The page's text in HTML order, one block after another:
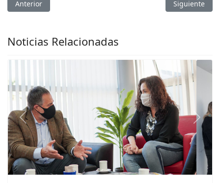
Artículo anterior: El Ministerio de Vivienda llevó a Sanagasta
Anterior Artículo
Siguiente
Noticias Relacionadas
Previous Next